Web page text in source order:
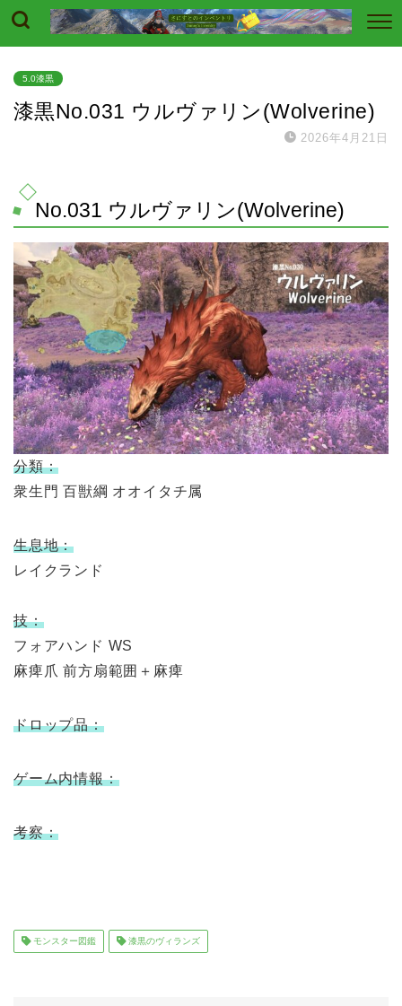
5.0漆黒
漆黒No.031 ウルヴァリン(Wolverine)
2026年4月21日
No.031 ウルヴァリン(Wolverine)
分類：
衆生門 百獣綱 オオイタチ属
生息地：
レイクランド
技：
フォアハンド WS
麻痺爪 前方扇範囲＋麻痺
ドロップ品：
ゲーム内情報：
考察：
モンスター図鑑 漆黒のヴィランズ